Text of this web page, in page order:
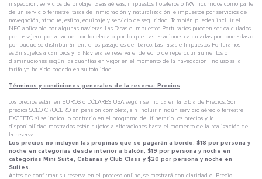
inspección, servicios de pilotaje, tasas aéreas, impuestos hoteleros o IVA incurridos como parte
de un servicio terrestre, tasas de inmigración y naturalización, e impuestos por servicios de
navegación, atraque, estiba, equipaje y servicio de seguridad. También pueden incluir el
NFC aplicable por algunas navieras. Las Tasas e Impuestos Porturarios pueden ser calculados
por pasajero, por atraque, por tonelada o por buque. Las tasaciones calculadas por toneladas o
por buque se distribuirán entre los pasajeros del barco. Las Tasas e Impuestos Porturarios
están sujetos a cambios y la Naviera se reserva el derecho de repercutir aumentos o
disminuciones según las cuantías en vigor en el momento de la navegación, incluso si la
tarifa ya ha sido pagada en su totalidad.
Términos y condiciones generales de la reserva: Precios
Los precios están en EUROS o DÓLARES USA según se indica en la tabla de Precios. Son
precios SOLO CRUCERO en pensión completa, sin incluir ningún servicio aéreo o terrestre
EXCEPTO si se indica lo contrario en el programa del itinerario.Los precios y la
disponibilidad mostrados están sujetos a alteraciones hasta el momento de la realización de
la reserva.
Los precios no incluyen las propinas que se pagarán a bordo: $18 por persona y
noche en categorías desde interior a balcón, $19 por persona y noche en
categorías Mini Suite, Cabanas y Club Class y $20 por persona y noche en
Suites.
Antes de confirmar su reserva en el proceso online, se mostrará con claridad el Precio